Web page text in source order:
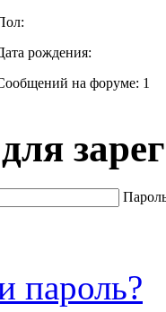
рождения:
на форуме: 1
пароль?